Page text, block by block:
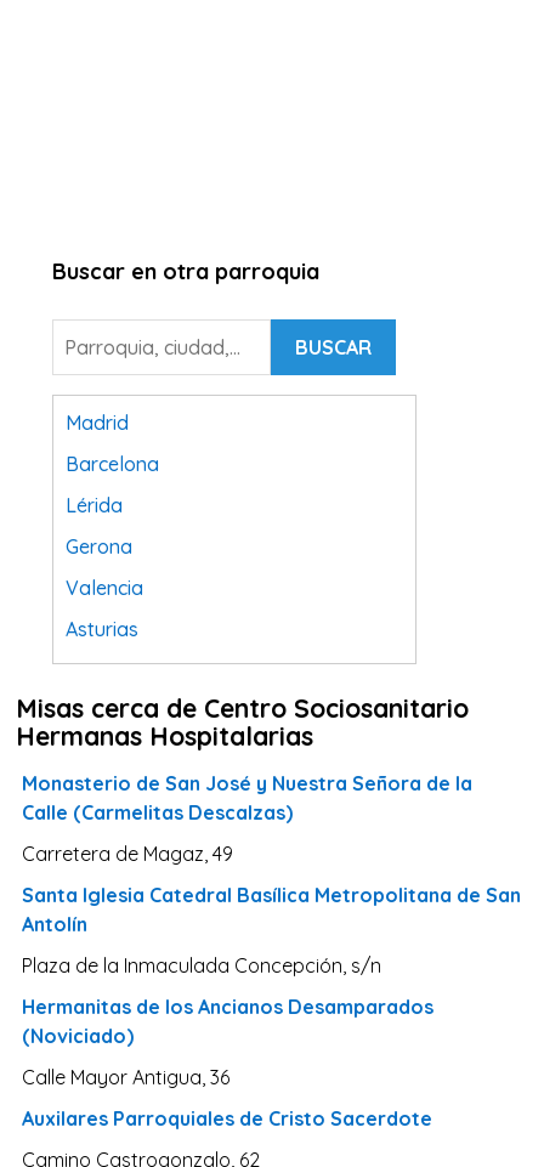
Buscar en otra parroquia
BUSCAR
Madrid
Barcelona
Lérida
Gerona
Valencia
Asturias
Tarragona
Navarra
Valladolid
Sevilla
Cantabria
Islas Baleares
Las Palmas
Málaga
Alicante
Toledo
Misas cerca de Centro Sociosanitario
Hermanas Hospitalarias
Monasterio de San José y Nuestra Señora de la
Calle (Carmelitas Descalzas)
Carretera de Magaz, 49
Santa Iglesia Catedral Basí­lica Metropolitana de San
Antolí­n
Plaza de la Inmaculada Concepción, s/n
Hermanitas de los Ancianos Desamparados
(Noviciado)
Calle Mayor Antigua, 36
Auxilares Parroquiales de Cristo Sacerdote
Camino Castrogonzalo, 62